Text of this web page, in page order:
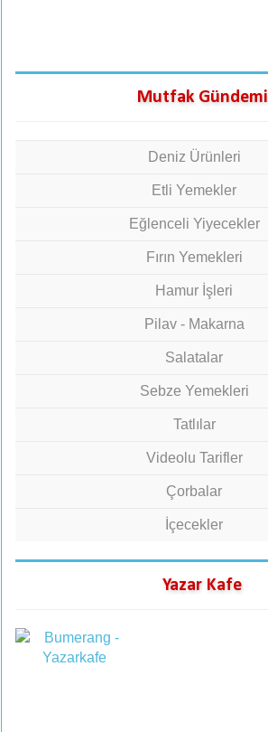
Mutfak Gündemi
Deniz Ürünleri
Etli Yemekler
Eğlenceli Yiyecekler
Fırın Yemekleri
Hamur İşleri
Pilav - Makarna
Salatalar
Sebze Yemekleri
Tatlılar
Videolu Tarifler
Çorbalar
İçecekler
Yazar Kafe